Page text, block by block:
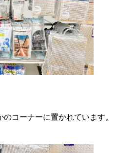
コーナーに置かれています。